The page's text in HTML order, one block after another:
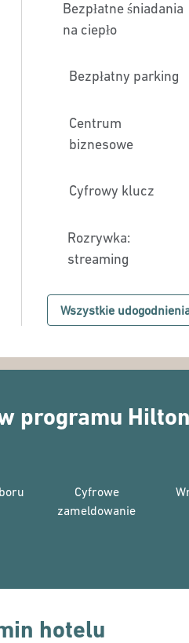
Bezpłatne śniadania
na ciepło
Bezpłatny parking
Centrum
biznesowe
Cyfrowy klucz
Rozrywka:
streaming
Wszystkie
programu
Cyfrowe
zameldowanie
hotelu